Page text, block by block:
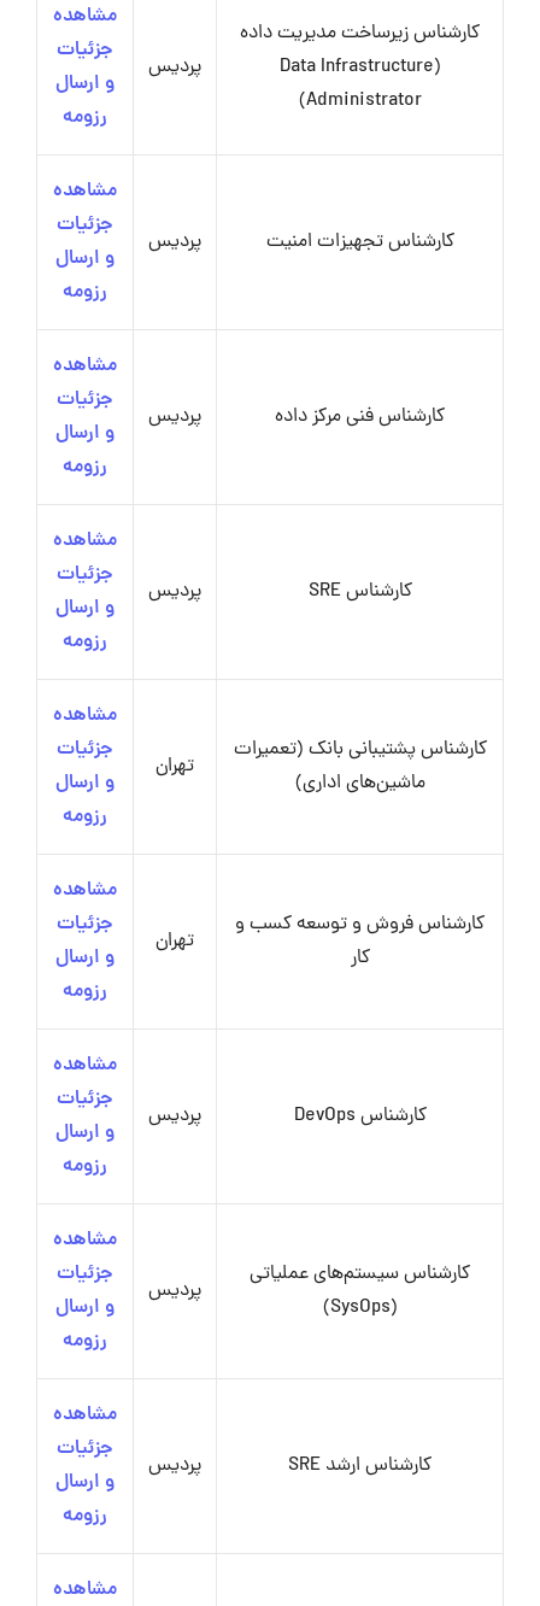
کارشناس زیرساخت مدیریت داده
(Data Infrastructure
Administrator)
پردیس
مشاهده
جزئیات
و ارسال
رزومه
کارشناس تجهیزات امنیت پردیس
مشاهده
جزئیات
و ارسال
رزومه
کارشناس فنی مرکز داده پردیس
مشاهده
جزئیات
و ارسال
رزومه
کارشناس SRE پردیس
مشاهده
جزئیات
و ارسال
رزومه
کارشناس پشتیبانی بانک (تعمیرات
ماشین‌های اداری)
تهران
مشاهده
جزئیات
و ارسال
رزومه
کارشناس فروش و توسعه کسب و
کار
تهران
مشاهده
جزئیات
و ارسال
رزومه
کارشناس DevOps پردیس
مشاهده
جزئیات
و ارسال
رزومه
کارشناس سیستم‌های عملیاتی
(SysOps)
پردیس
مشاهده
جزئیات
و ارسال
رزومه
کارشناس ارشد SRE پردیس
مشاهده
جزئیات
و ارسال
رزومه
مشاهده